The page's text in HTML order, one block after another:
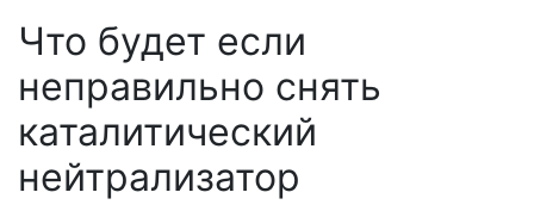
Что будет если
неправильно снять
каталитический
нейтрализатор